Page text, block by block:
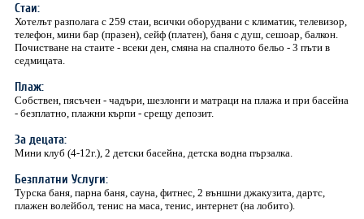
Стаи:
Хотелът разполага с 259 стаи, всички оборудвани с климатик, телевизор,
телефон, мини бар (празен), сейф (платен), баня с душ, сешоар, балкон.
Почистване на стаите - всеки ден, смяна на спалното бельо - 3 пъти в
седмицата.
Плаж:
Собствен, пясъчен - чадъри, шезлонги и матраци на плажа и при басейна
- безплатно, плажни кърпи - срещу депозит.
За децата:
Мини клуб (4-12г.), 2 детски басейна, детска водна пързалка.
Безплатни Услуги:
Турска баня, парна баня, сауна, фитнес, 2 външни джакузита, дартс,
плажен волейбол, тенис на маса, тенис, интернет (на лобито).